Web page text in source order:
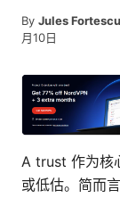
By Jules
月10日
A trust 作为核
或低估。简而